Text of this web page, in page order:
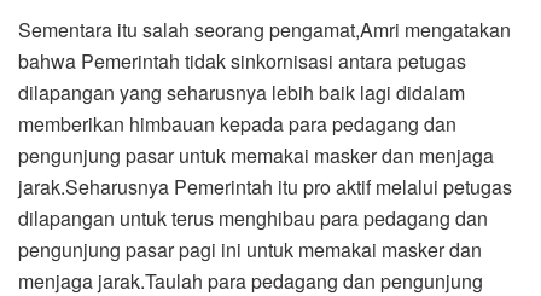
Sementara itu salah seorang pengamat,Amri mengatakan
bahwa Pemerintah tidak sinkornisasi antara petugas
dilapangan yang seharusnya lebih baik lagi didalam
memberikan himbauan kepada para pedagang dan
pengunjung pasar untuk memakai masker dan menjaga
jarak.Seharusnya Pemerintah itu pro aktif melalui petugas
dilapangan untuk terus menghibau para pedagang dan
pengunjung pasar pagi ini untuk memakai masker dan
menjaga jarak.Taulah para pedagang dan pengunjung